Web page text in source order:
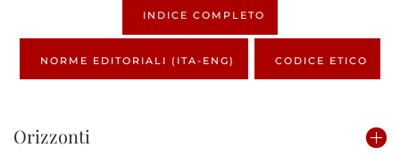
INDICE COMPLETO
NORME EDITORIALI (ITA-ENG) CODICE ETICO
Orizzonti